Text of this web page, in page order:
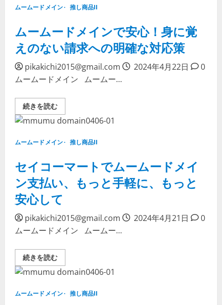
テ
ー
ン
新
た
な
表
現
に
い
て
し
く
む
メ
イ
提
す
る
別
キ
ャ
ン:
「.com」
ド
ン
円
取
得
能！
に
つ
い
て
詳
く
読
ムームードメイン 推し商品II
ムームードメインで安心！身に覚
えのない請求への明確な対応策
pikakichi2015@gmail.com 2024年4月22日
0
ムームードメイン ムームー…
続きを読むム
ー
ム
ー
メ
イ
安
心！
身
に
覚
え
な
い
請
の
明
確
な
策
に
ムームードメイン 推し商品II
セイコーマートでムームードメイ
ン支払い、もっと手軽に、もっと
安心して
pikakichi2015@gmail.com 2024年4月21日
0
ムームードメイン ムームー…
続きを読むセ
イ
コ
ー
ー
ト
ムームードメイン 推し商品II